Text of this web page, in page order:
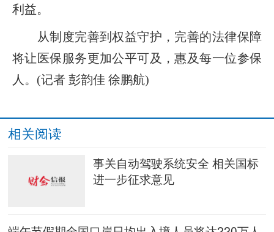
利益。
从制度完善到权益守护，完善的法律保障
将让医保服务更加公平可及，惠及每一位参保
人。(记者 彭韵佳 徐鹏航)
相关阅读
事关自动驾驶系统安全 相关国标
进一步征求意见